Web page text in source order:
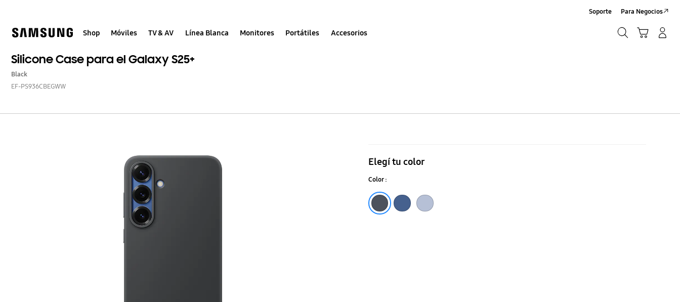
Shop Móviles TV & AV Línea Blanca Monitores Portátiles Accesorios
Soporte Para Negocios
Silicone Case para el Galaxy S25+
Black
EF-PS936CBEGWW
para
el
Galaxy
Elegí tu color
Color :